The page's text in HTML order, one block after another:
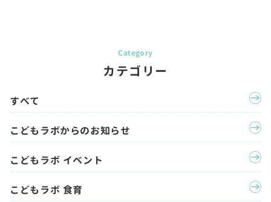
カテゴリー
すべて
こどもラボからのお知らせ
こどもラボ イベント
こどもラボ 食育